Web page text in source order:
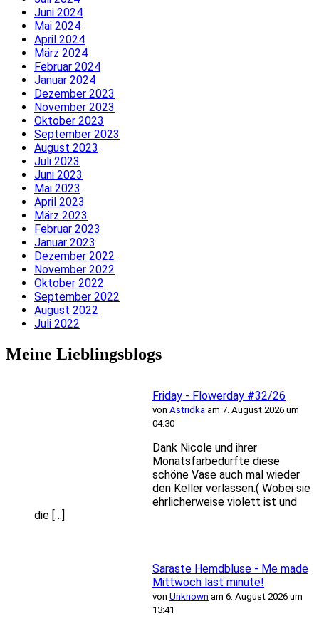
Juni 2024
Mai 2024
April 2024
März 2024
Februar 2024
Januar 2024
Dezember 2023
November 2023
Oktober 2023
September 2023
August 2023
Juli 2023
Juni 2023
Mai 2023
April 2023
März 2023
Februar 2023
Januar 2023
Dezember 2022
November 2022
Oktober 2022
September 2022
August 2022
Juli 2022
Meine Lieblingsblogs
Friday - Flowerday #32/26
von Astridka am 7. August 2026 um
04:30
Dank Nicole und ihrer
Monatsfarbedurfte diese
schöne Vase auch mal wieder
den Keller verlassen.( Wobei sie
ehrlicherweise violett ist und
die […]
Saraste Hemdbluse - Me made
Mittwoch last minute!
von Unknown am 6. August 2026 um
13:41